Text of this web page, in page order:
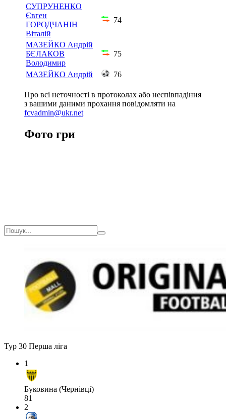
СУПРУНЕНКО
Євген
ГОРОДЧАНІН
Віталій
74
МАЗЕЙКО Андрій
БЄЛАКОВ
Володимир
75
МАЗЕЙКО Андрій 76
Про всі неточності в протоколах або неспівпадіння
з вашими даними прохання повідомляти на
fcvadmin@ukr.net
Фото гри
Тур 30 Перша ліга
1
Буковина (Чернівці)
81
2